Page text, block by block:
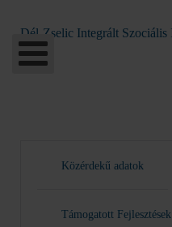
Dél-Zselic Integrált
Közérdekű adatok
Támogatott Fejlesztések